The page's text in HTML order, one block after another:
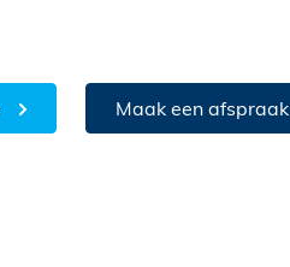
Maak een afspraak